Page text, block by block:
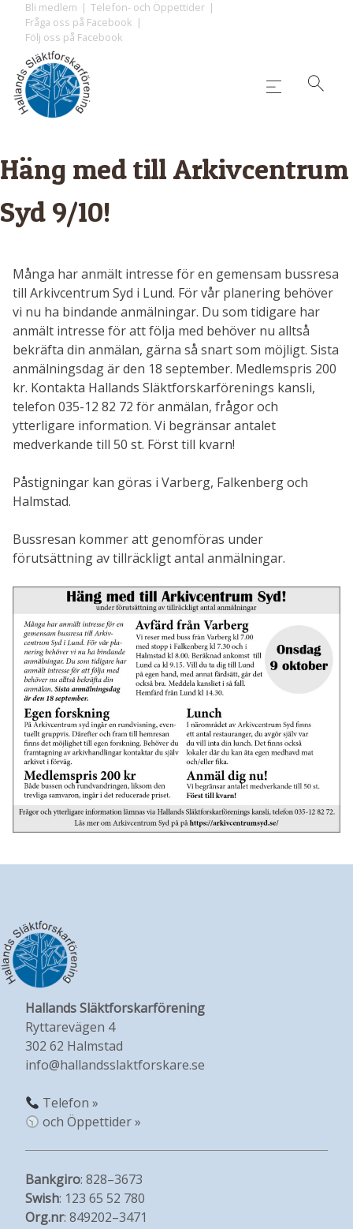
content
Bli medlem
Telefon- och Öppettider
Fråga oss på Facebook
Följ oss på Facebook
Häng med till Arkivcentrum
Syd 9/10!
Många har anmält intresse för en gemensam bussresa
till Arkivcentrum Syd i Lund. För vår planering behöver
vi nu ha bindande anmälningar. Du som tidigare har
anmält intresse för att följa med behöver nu alltså
bekräfta din anmälan, gärna så snart som möjligt. Sista
anmälningsdag är den 18 september. Medlemspris 200
kr. Kontakta Hallands Släktforskarförenings kansli,
telefon 035-12 82 72 för anmälan, frågor och
ytterligare information. Vi begränsar antalet
medverkande till 50 st. Först till kvarn!
Påstigningar kan göras i Varberg, Falkenberg och
Halmstad.
Bussresan kommer att genomföras under
förutsättning av tillräckligt antal anmälningar.
Hallands Släktforskarförening
Ryttarevägen 4
302 62 Halmstad
info@hallandsslaktforskare.se
Telefon »
och Öppettider »
Bankgiro: 828–3673
Swish: 123 65 52 780
Org.nr: 849202–3471